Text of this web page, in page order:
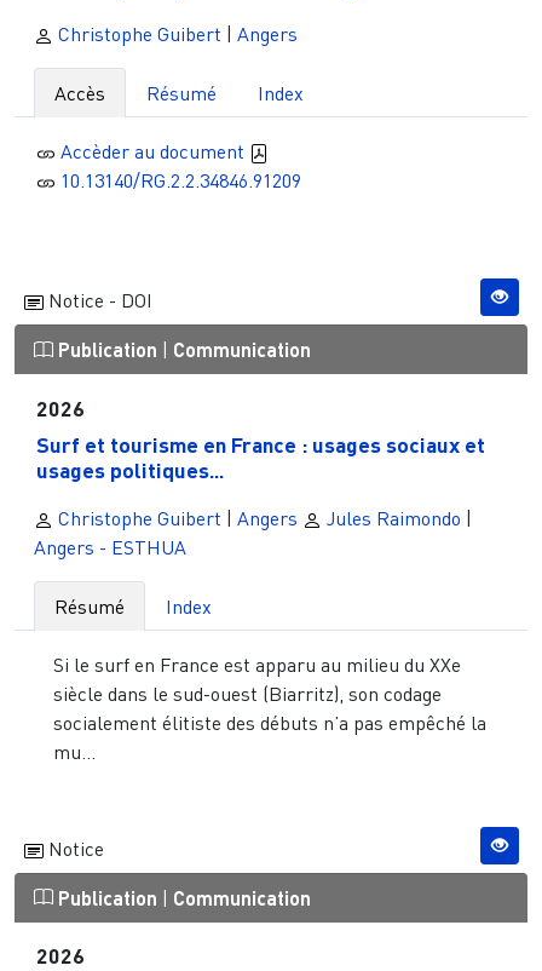
Christophe Guibert | Angers
Accès Résumé Index
Accèder au document
10.13140/RG.2.2.34846.91209
Notice - DOI
Publication Communication
2026
Surf et tourisme en France : usages sociaux et
usages politiques...
Christophe Guibert | Angers Jules Raimondo |
Angers - ESTHUA
Résumé Index
Si le surf en France est apparu au milieu du XXe
siècle dans le sud-ouest (Biarritz), son codage
socialement élitiste des débuts n’a pas empêché la
mu...
Notice
Publication | Communication
2026